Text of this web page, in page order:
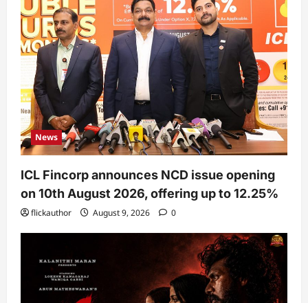
News
ICL Fincorp announces NCD issue opening
on 10th August 2026, offering up to 12.25%
flickauthor August 9, 2026 0